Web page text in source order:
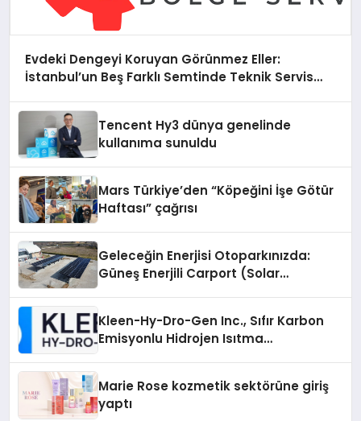
Evdeki Dengeyi Koruyan Görünmez Eller:
İstanbul’un Beş Farklı Semtinde Teknik Servis
Tencent Hy3 dünya genelinde
kullanıma sunuldu
Mars Türkiye’den “Köpeğini İşe Götür
Haftası” çağrısı
Geleceğin Enerjisi Otoparkınızda:
Güneş Enerjili Carport (Solar
Kleen-Hy-Dro-Gen Inc., Sıfır Karbon
Emisyonlu Hidrojen Isıtma
Marie Rose kozmetik sektörüne giriş
yaptı